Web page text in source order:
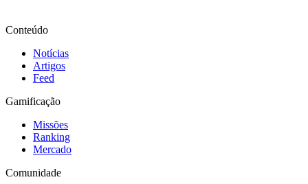
Conteúdo
Notícias
Artigos
Feed
Gamificação
Missões
Ranking
Mercado
Comunidade